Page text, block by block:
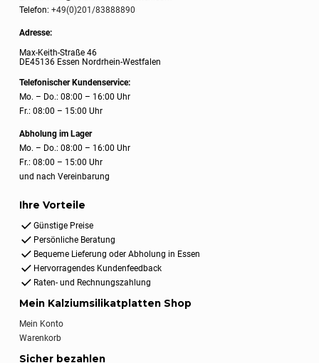
Telefon:+49(0)201/83888890
Adresse:
Max-Keith-Straße 46
DE45136 Essen Nordrhein-Westfalen
Telefonischer Kundenservice:
Mo. – Do.: 08:00 – 16:00 Uhr
Fr.: 08:00 – 15:00 Uhr
Abholung im Lager
Mo. – Do.: 08:00 – 16:00 Uhr
Fr.: 08:00 – 15:00 Uhr
und nach Vereinbarung
Ihre Vorteile
Günstige Preise
Persönliche Beratung
Bequeme Lieferung oder Abholung in Essen
Hervorragendes Kundenfeedback
Raten- und Rechnungszahlung
Mein Kalziumsilikatplatten Shop
Mein Konto
Warenkorb
Sicher bezahlen